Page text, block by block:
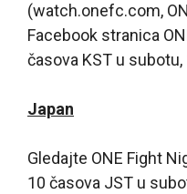
(watch.onefc.com,
Facebook stranica
časova KST u subotu,
Japan
Gledajte ONE Fight
10 časova JST u